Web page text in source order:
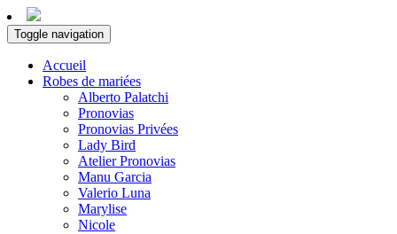
Toggle navigation
Accueil
Robes de mariées
Alberto Palatchi
Pronovias
Pronovias Privées
Lady Bird
Atelier Pronovias
Manu Garcia
Valerio Luna
Marylise
Nicole